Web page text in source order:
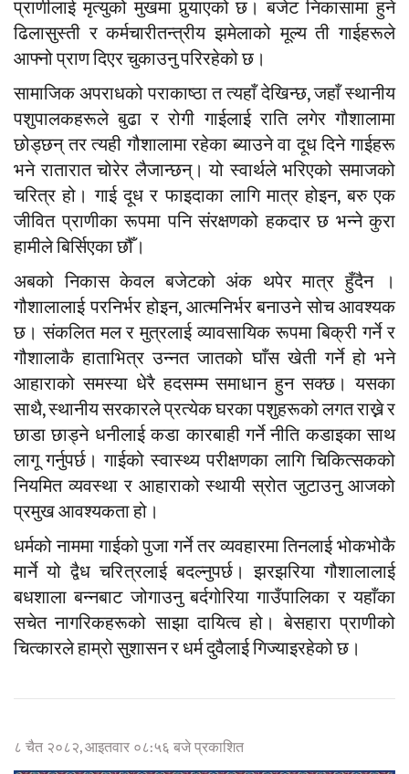
प्राणीलाई मृत्युको मुखमा पुर्‍याएको छ। बजेट निकासामा हुने
ढिलासुस्ती र कर्मचारीतन्त्रीय झमेलाको मूल्य ती गाईहरूले
आफ्नो प्राण दिएर चुकाउनु परिरहेको छ।
​सामाजिक अपराधको पराकाष्ठा त त्यहाँ देखिन्छ, जहाँ स्थानीय
पशुपालकहरूले बुढा र रोगी गाईलाई राति लगेर गौशालामा
छोड्छन् तर त्यही गौशालामा रहेका ब्याउने वा दूध दिने गाईहरू
भने रातारात चोरेर लैजान्छन्। यो स्वार्थले भरिएको समाजको
चरित्र हो। गाई दूध र फाइदाका लागि मात्र होइन, बरु एक
जीवित प्राणीका रूपमा पनि संरक्षणको हकदार छ भन्ने कुरा
हामीले बिर्सिएका छौँ।
​अबको निकास केवल बजेटको अंक थपेर मात्र हुँदैन ।
गौशालालाई परनिर्भर होइन, आत्मनिर्भर बनाउने सोच आवश्यक
छ। संकलित मल र मुत्रलाई व्यावसायिक रूपमा बिक्री गर्ने र
गौशालाकै हाताभित्र उन्नत जातको घाँस खेती गर्ने हो भने
आहाराको समस्या धेरै हदसम्म समाधान हुन सक्छ। यसका
साथै, स्थानीय सरकारले प्रत्येक घरका पशुहरूको लगत राख्ने र
छाडा छाड्ने धनीलाई कडा कारबाही गर्ने नीति कडाइका साथ
लागू गर्नुपर्छ। गाईको स्वास्थ्य परीक्षणका लागि चिकित्सकको
नियमित व्यवस्था र आहाराको स्थायी स्रोत जुटाउनु आजको
प्रमुख आवश्यकता हो।
​धर्मको नाममा गाईको पुजा गर्ने तर व्यवहारमा तिनलाई भोकभोकै
मार्ने यो द्वैध चरित्रलाई बदल्नुपर्छ। झरझरिया गौशालालाई
बधशाला बन्नबाट जोगाउनु बर्दगोरिया गाउँपालिका र यहाँका
सचेत नागरिकहरूको साझा दायित्व हो। बेसहारा प्राणीको
चित्कारले हाम्रो सुशासन र धर्म दुवैलाई गिज्याइरहेको छ।
८ चैत २०८२, आइतवार ०८:५६ बजे प्रकाशित